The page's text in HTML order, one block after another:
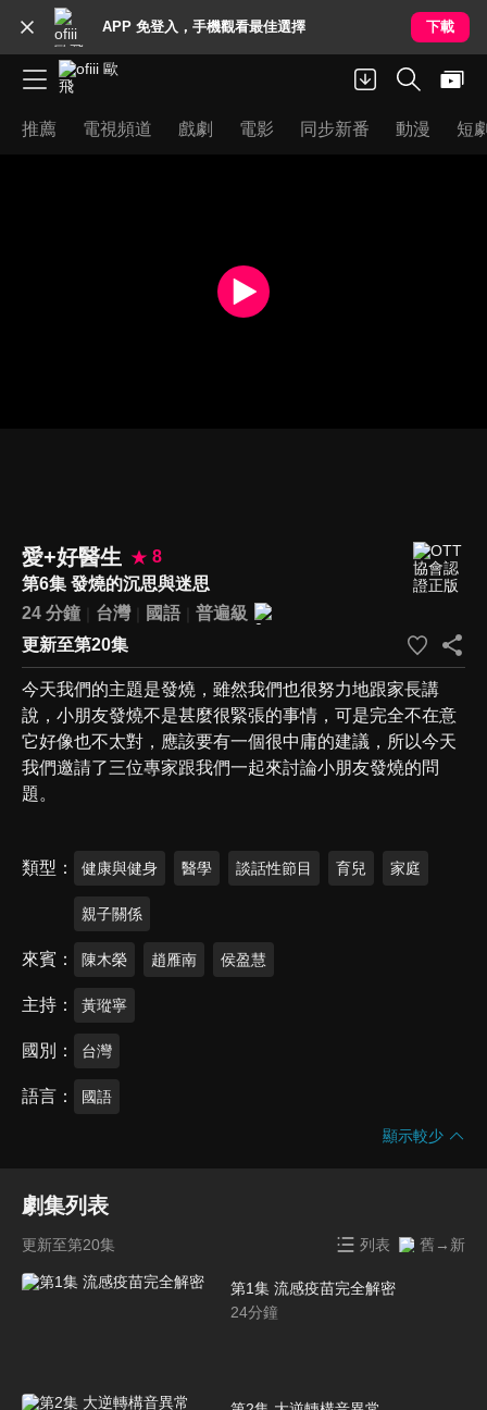
APP 免登入，手機觀看最佳選擇 下載
推薦 電視頻道 戲劇 電影 同步新番 動漫 短
愛+好醫生
8
第6集 發燒的沉思與迷思
24 分鐘
台灣 國語
普遍級
更新至第20集
今天我們的主題是發燒，雖然我們也很努力地跟家長講
說，小朋友發燒不是甚麼很緊張的事情，可是完全不在意
它好像也不太對，應該要有一個很中庸的建議，所以今天
我們邀請了三位專家跟我們一起來討論小朋友發燒的問
題。
類型 健康與健身 醫學 談話性節目 育兒 家庭
親子關係
來賓 陳木榮 趙雁南 侯盈慧
主持 黃瑽寧
國別 台灣
語言 國語
顯示較少
劇集列表
更新至第20集 列表 舊→新
第1集 流感疫苗完全解密
24分鐘